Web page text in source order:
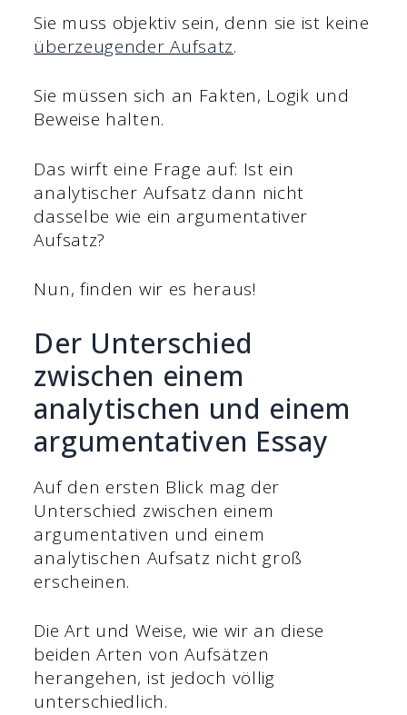
Sie muss objektiv sein, denn sie ist keine
überzeugender Aufsatz.
Sie müssen sich an Fakten, Logik und
Beweise halten.
Das wirft eine Frage auf: Ist ein
analytischer Aufsatz dann nicht
dasselbe wie ein argumentativer
Aufsatz?
Nun, finden wir es heraus!
Der Unterschied
zwischen einem
analytischen und einem
argumentativen Essay
Auf den ersten Blick mag der
Unterschied zwischen einem
argumentativen und einem
analytischen Aufsatz nicht groß
erscheinen.
Die Art und Weise, wie wir an diese
beiden Arten von Aufsätzen
herangehen, ist jedoch völlig
unterschiedlich.